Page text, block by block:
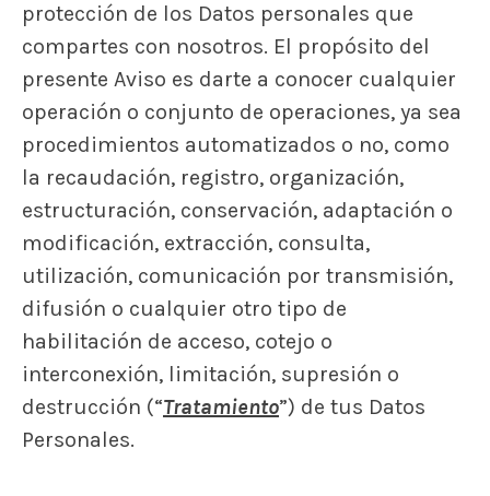
protección de los Datos personales que
compartes con nosotros. El propósito del
presente Aviso es darte a conocer cualquier
operación o conjunto de operaciones, ya sea
procedimientos automatizados o no, como
la recaudación, registro, organización,
estructuración, conservación, adaptación o
modificación, extracción, consulta,
utilización, comunicación por transmisión,
difusión o cualquier otro tipo de
habilitación de acceso, cotejo o
interconexión, limitación, supresión o
destrucción (“Tratamiento”) de tus Datos
Personales.